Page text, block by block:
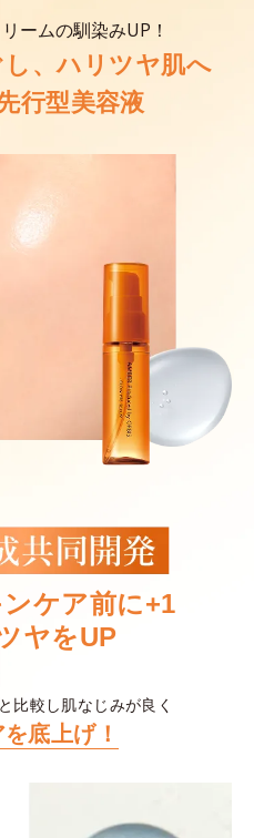
ームの馴染みUP！
、ハリツヤ肌へ
行型美容液
ケア前に+1
ヤをUP
比較し肌なじみが良く
底上げ！